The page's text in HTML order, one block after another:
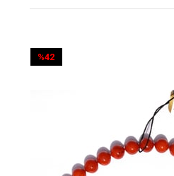
%42